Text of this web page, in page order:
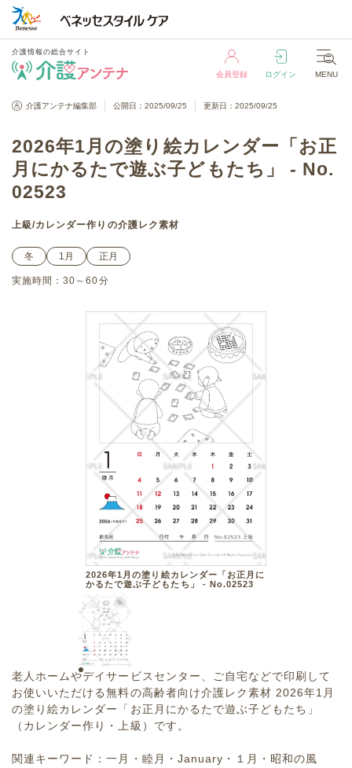
介護情報の総合サイト
会員登録 ログイン MENU
介護情報の総合サイト
介護アンテナ編集部 公開日：2025/09/25 更新日：2025/09/25
2026年1月の塗り絵カレンダー「お正
月にかるたで遊ぶ子どもたち」 - No.
02523
上級/カレンダー作り の介護レク素材
冬 1月 正月
実施時間：30～60分
2026年1月の塗り絵カレンダー「お正月に
かるたで遊ぶ子どもたち」 - No.02523
老人ホームやデイサービスセンター、ご自宅などで印刷して
お使いいただける無料の高齢者向け介護レク素材 2026年1月
の塗り絵カレンダー「お正月にかるたで遊ぶ子どもたち」
（カレンダー作り・上級）です。
関連キーワード：一月・睦月・January・１月・昭和の風